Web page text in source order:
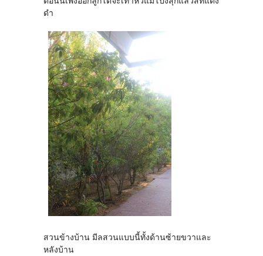
ดำ
สวนข้างบ้าน มีลสวนแบบนี้ทั้งด้านซ้ายขวาและ
หลังบ้าน